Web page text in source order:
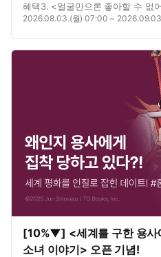
혜택3. <얼굴만으론 좋아할 수 없
혜택4. <얼굴만으론 좋아할 수 없
2026.08.03.(월) 07:00 ~
[10%▼] <세계를 구한 용사
소녀 이야기> 오픈 기념!